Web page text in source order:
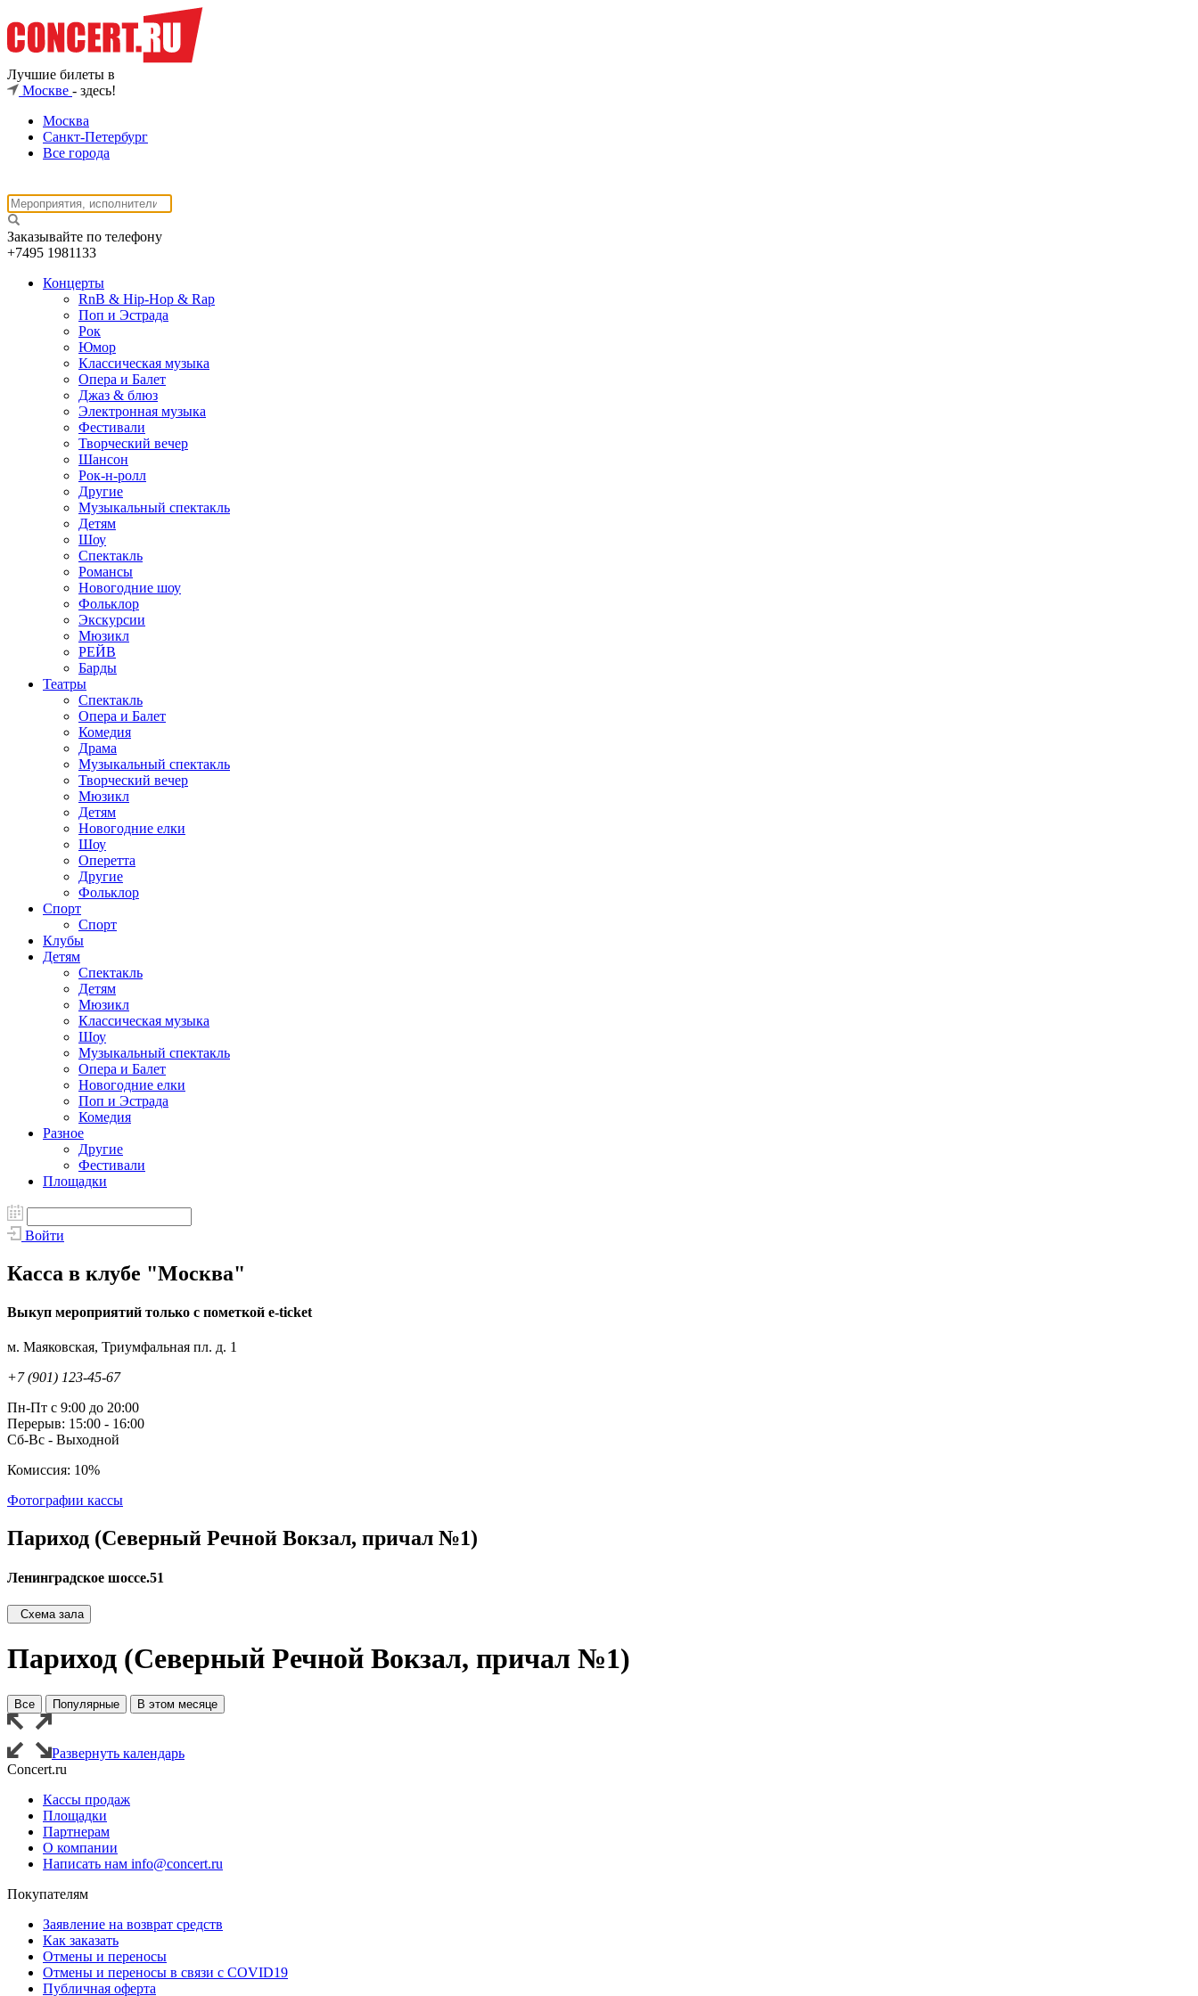
Лучшие билеты в
Москве - здесь!
Москва
Санкт-Петербург
Все города
Заказывайте по телефону
+7495 1981133
Концерты
RnB & Hip-Hop & Rap
Поп и Эстрада
Рок
Юмор
Классическая музыка
Опера и Балет
Джаз & блюз
Электронная музыка
Фестивали
Творческий вечер
Шансон
Рок-н-ролл
Другие
Музыкальный спектакль
Детям
Шоу
Спектакль
Романсы
Новогодние шоу
Фольклор
Экскурсии
Мюзикл
РЕЙВ
Барды
Театры
Спектакль
Опера и Балет
Комедия
Драма
Музыкальный спектакль
Творческий вечер
Мюзикл
Детям
Новогодние елки
Шоу
Оперетта
Другие
Фольклор
Спорт
Спорт
Клубы
Детям
Спектакль
Детям
Мюзикл
Классическая музыка
Шоу
Музыкальный спектакль
Опера и Балет
Новогодние елки
Поп и Эстрада
Комедия
Разное
Другие
Фестивали
Площадки
Войти
Касса в клубе "Москва"
Выкуп мероприятий только с пометкой e-ticket
м. Маяковская, Триумфальная пл. д. 1
+7 (901) 123-45-67
Пн-Пт с 9:00 до 20:00
Перерыв: 15:00 - 16:00
Сб-Вс - Выходной
Комиссия: 10%
Фотографии кассы
Париход (Северный Речной Вокзал, причал №1)
Ленинградское шоссе.51
Схема зала
Париход (Северный Речной Вокзал, причал №1)
Все Популярные В этом месяце
Развернуть календарь
Concert.ru
Кассы продаж
Площадки
Партнерам
О компании
Написать нам info@concert.ru
Покупателям
Заявление на возврат средств
Как заказать
Отмены и переносы
Отмены и переносы в связи с COVID19
Публичная оферта